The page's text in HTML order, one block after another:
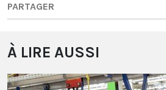
PARTAGER
À LIRE AUSSI